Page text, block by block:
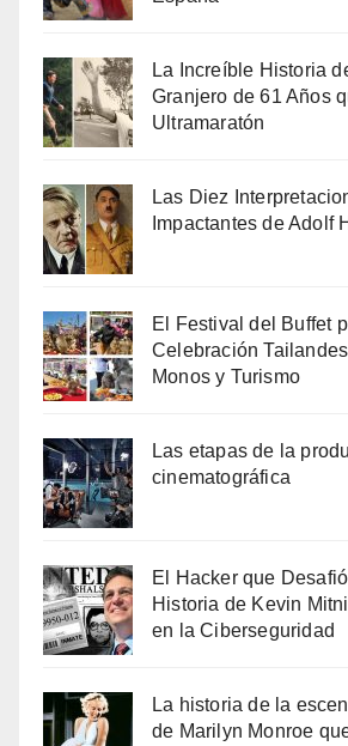
La Increíble Historia
Granjero de 61 Años
Ultramaratón
Las Diez
Impactantes de Adolf
El Festival del Buffet
Celebración
Monos y Turismo
Las etapas de la
cinematográfica
El Hacker que
Historia de Kevin
en la Ciberseguridad
La historia de la
de Marilyn Monroe